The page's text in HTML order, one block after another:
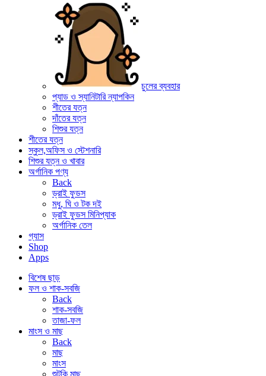
চুলের ব্যবহার
প্যাড ও স্যানিটারি ন্যাপকিন
শীতের যত্ন
দাঁতের যত্ন
শিশুর যত্ন
শীতের যত্ন
স্কুল,অফিস ও স্টেশনারি
শিশুর যত্ন ও খাবার
অর্গানিক পণ্য
Back
ড্রাই ফুডস
মধু, ঘি ও টক দই
ড্রাই ফুডস মিনিপ্যাক
অর্গানিক তেল
গ্যাস
Shop
Apps
বিশেষ ছাড়
ফল ও শাক-সবজি
Back
শাক-সবজি
তাজা-ফল
মাংস ও মাছ
Back
মাছ
মাংস
শুটকি মাছ